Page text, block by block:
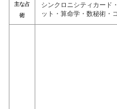
主な占
術
シンクロニシティカード
ット・算命学・数秘術・